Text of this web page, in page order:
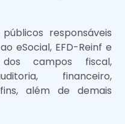
responsáveis
eSocial, EFD-Reinf e
dos campos fiscal,
financeiro,
além de demais